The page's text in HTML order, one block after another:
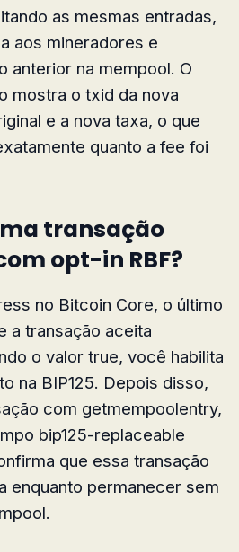
as mesmas entradas,
aos mineradores e
anterior na mempool. O
mostra o txid da nova
e a nova taxa, o que
quanto a fee foi
transação
opt-in RBF?
no Bitcoin Core, o último
a transação aceita
o valor true, você habilita
na BIP125. Depois disso,
com getmempoolentry,
bip125-replaceable
que essa transação
enquanto permanecer sem